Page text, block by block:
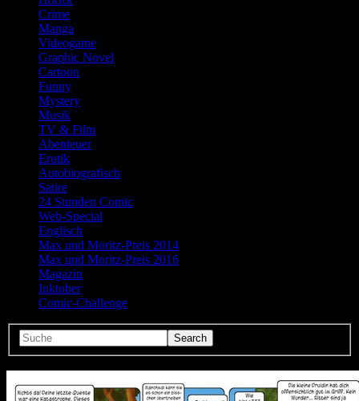
Crime
Manga
Videogame
Graphic Novel
Cartoon
Funny
Mystery
Musik
TV & Film
Abenteuer
Erotik
Autobiografisch
Satire
24 Stunden Comic
Web-Special
Englisch
Max und Moritz-Preis 2014
Max und Moritz-Preis 2016
Magazin
Inktober
Comic-Challenge